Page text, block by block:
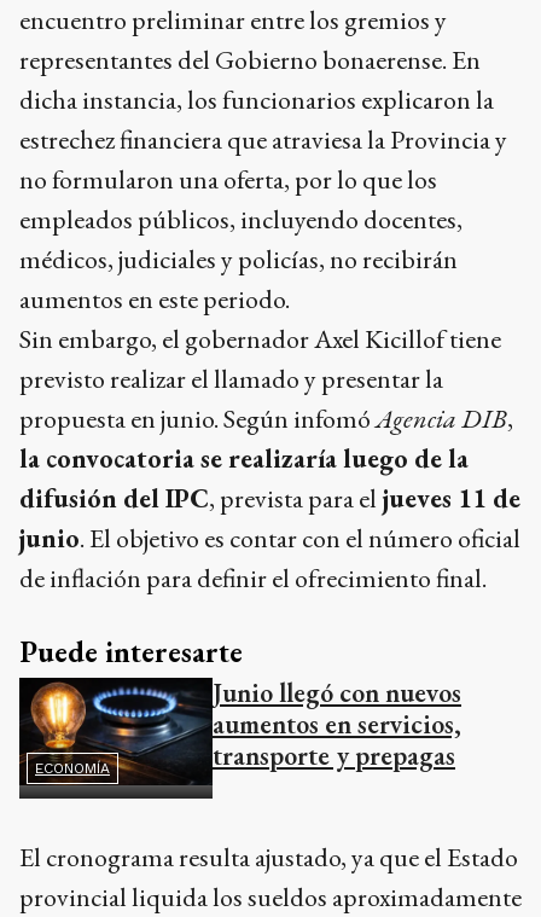
encuentro preliminar entre los gremios y
representantes del Gobierno bonaerense. En
dicha instancia, los funcionarios explicaron la
estrechez financiera que atraviesa la Provincia y
no formularon una oferta, por lo que los
empleados públicos, incluyendo docentes,
médicos, judiciales y policías, no recibirán
aumentos en este periodo.
Sin embargo, el gobernador Axel Kicillof tiene
previsto realizar el llamado y presentar la
propuesta en junio. Según infomóAgencia DIB,
la convocatoria se realizaría luego de la
difusión del IPC, prevista para el jueves 11 de
junio. El objetivo es contar con el número oficial
de inflación para definir el ofrecimiento final.
Puede interesarte
ECONOMÍA
Junio llegó con nuevos
aumentos en servicios,
transporte y prepagas
El cronograma resulta ajustado, ya que el Estado
provincial liquida los sueldos aproximadamente